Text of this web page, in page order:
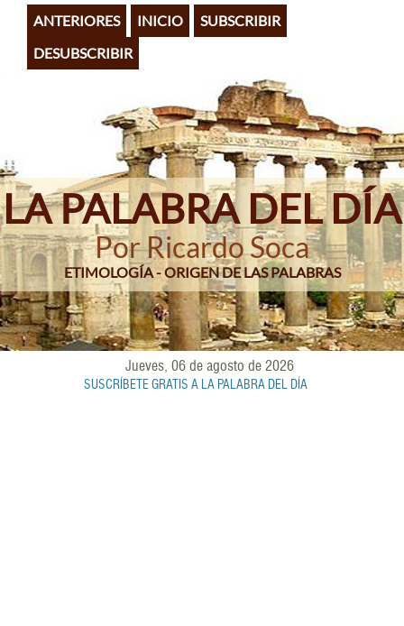
Pasar
contenido
principal
ANTERIORES INICIO
SUBSCRIBIR
DESUBSCRIBIR
LA PALABRA DEL DÍA
Por Ricardo Soca
ETIMOLOGÍA - ORIGEN DE LAS PALABRAS
Jueves, 06 de agosto de 2026
SUSCRÍBETE GRATIS A LA PALABRA DEL DÍA